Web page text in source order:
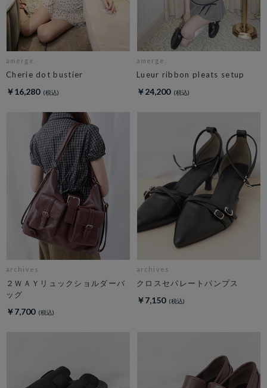
amerge.
Cherie dot bustier
￥16,280
amerge.
Lueur ribbon pleats setup
￥24,200
archives
２ＷＡＹリュックショルダーバ
ッグ
￥7,700
archives
クロスセパレートパンプス
￥7,150